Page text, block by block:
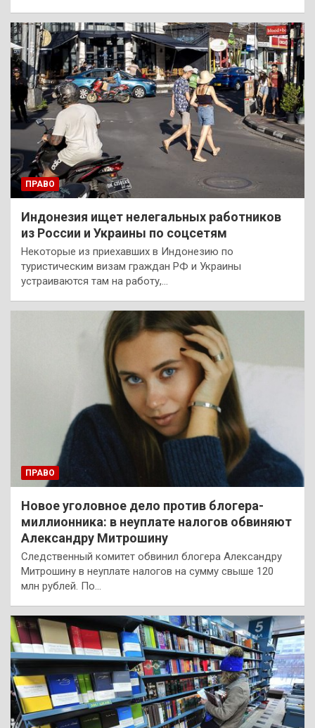
ПРАВО
Индонезия ищет нелегальных работников
из России и Украины по соцсетям
Некоторые из приехавших в Индонезию по
туристическим визам граждан РФ и Украины
устраиваются там на работу,…
ПРАВО
Новое уголовное дело против блогера-
миллионника: в неуплате налогов обвиняют
Александру Митрошину
Следственный комитет обвинил блогера Александру
Митрошину в неуплате налогов на сумму свыше 120
млн рублей. По…